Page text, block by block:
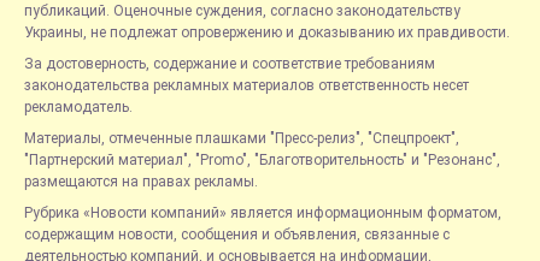
публикаций. Оценочные суждения, согласно законодательству
Украины, не подлежат опровержению и доказыванию их правдивости.
За достоверность, содержание и соответствие требованиям
законодательства рекламных материалов ответственность несет
рекламодатель.
Материалы, отмеченные плашками "Пресс-релиз", "Спецпроект",
"Партнерский материал", "Promo", "Благотворительность" и "Резонанс",
размещаются на правах рекламы.
Рубрика «Новости компаний» является информационным форматом,
содержащим новости, сообщения и объявления, связанные с
деятельностью компаний, и основывается на информации,